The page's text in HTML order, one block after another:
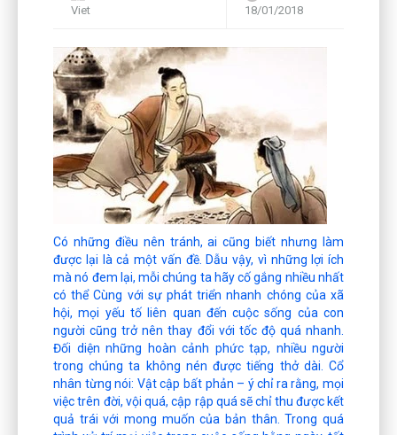
Viet
18/01/2018
Có những điều nên tránh, ai cũng biết nhưng làm
được lại là cả một vấn đề. Dẫu vậy, vì những lợi ích
mà nó đem lại, mỗi chúng ta hãy cố gắng nhiều nhất
có thể Cùng với sự phát triển nhanh chóng của xã
hội, mọi yếu tố liên quan đến cuộc sống của con
người cũng trở nên thay đổi với tốc độ quá nhanh.
Đối diện những hoàn cảnh phức tạp, nhiều người
trong chúng ta không nén được tiếng thở dài. Cổ
nhân từng nói: Vật cập bất phản – ý chỉ ra rằng, mọi
việc trên đời, vội quá, cập rập quá sẽ chỉ thu được kết
quả trái với mong muốn của bản thân. Trong quá